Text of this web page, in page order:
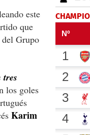
este
que
Grupo
tres
los goles
Karim